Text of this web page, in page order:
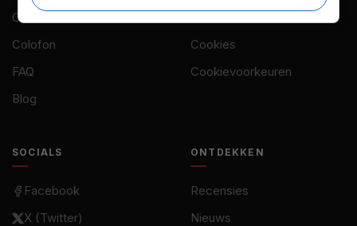
Over ons
Colofon
FAQ
Blog
Cookies
Cookievoorkeuren
SOCIALS
Facebook
X (Twitter)
ONTDEKKEN
Recensies
Nieuws